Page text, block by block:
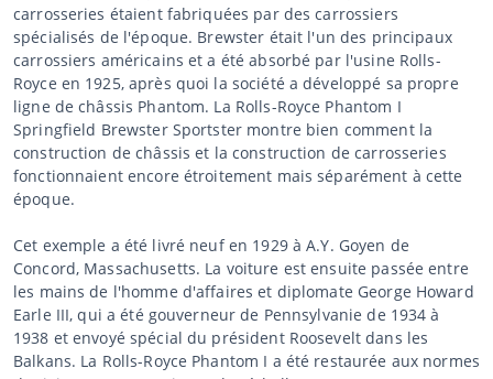
carrosseries étaient fabriquées par des carrossiers
spécialisés de l'époque. Brewster était l'un des principaux
carrossiers américains et a été absorbé par l'usine Rolls-
Royce en 1925, après quoi la société a développé sa propre
ligne de châssis Phantom. La Rolls-Royce Phantom I
Springfield Brewster Sportster montre bien comment la
construction de châssis et la construction de carrosseries
fonctionnaient encore étroitement mais séparément à cette
époque.
Cet exemple a été livré neuf en 1929 à A.Y. Goyen de
Concord, Massachusetts. La voiture est ensuite passée entre
les mains de l'homme d'affaires et diplomate George Howard
Earle III, qui a été gouverneur de Pennsylvanie de 1934 à
1938 et envoyé spécial du président Roosevelt dans les
Balkans. La Rolls-Royce Phantom I a été restaurée aux normes